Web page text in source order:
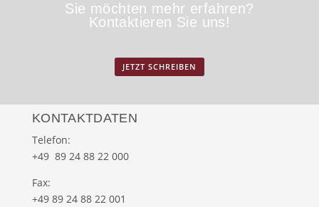
Sie möchten mehr erfahren?
Kontaktieren Sie uns!
JETZT SCHREIBEN
KONTAKTDATEN
Telefon:
+49 89 24 88 22 000
Fax:
+49 89 24 88 22 001